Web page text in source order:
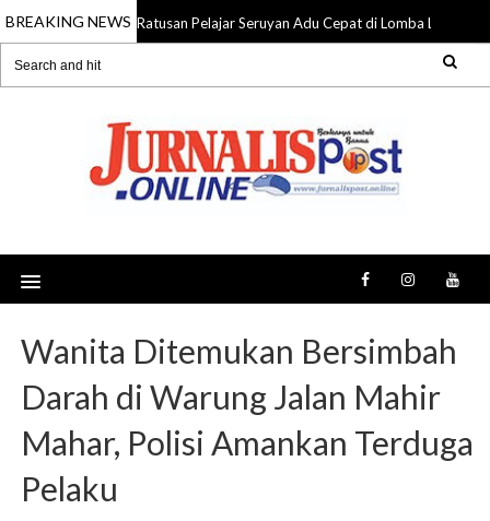
BREAKING NEWS
09 Aug 2026 Ratusan Pelajar Seruyan Adu Cepat di Lomba Lari 5K
Wanita Ditemukan Bersimbah
Darah di Warung Jalan Mahir
Mahar, Polisi Amankan Terduga
Pelaku